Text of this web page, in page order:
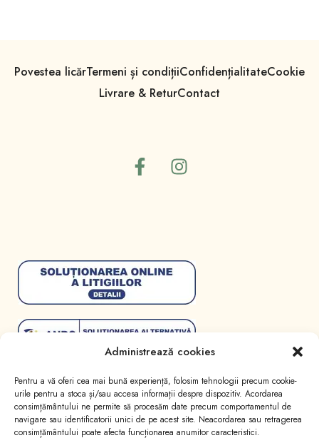
Administrează cookies
Pentru a vă oferi cea mai bună experiență, folosim tehnologii precum cookie-
urile pentru a stoca și/sau accesa informații despre dispozitiv. Acordarea
consimțământului ne permite să procesăm date precum comportamentul de
navigare sau identificatorii unici de pe acest site. Neacordarea sau retragerea
consimțământului poate afecta funcționarea anumitor caracteristici.
Povestea licărTermeni și condițiiConfidențialitateCookie
Livrare & ReturContact